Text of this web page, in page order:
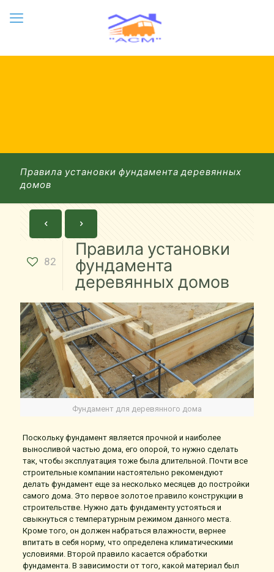
Правила установки фундамента деревянных
домов
82
Правила установки
фундамента
деревянных домов
Фундамент для деревянного дома
Поскольку фундамент является прочной и наиболее
выносливой частью дома, его опорой, то нужно сделать
так, чтобы эксплуатация тоже была длительной. Почти все
строительные компании настоятельно рекомендуют
делать фундамент еще за несколько месяцев до постройки
самого дома. Это первое золотое правило конструкции в
строительстве. Нужно дать фундаменту устояться и
свыкнуться с температурным режимом данного места.
Кроме того, он должен набраться влажности, вернее
впитать в себя норму, что определена климатическими
условиями. Второй правило касается обработки
фундамента. В зависимости от того, какой материал был